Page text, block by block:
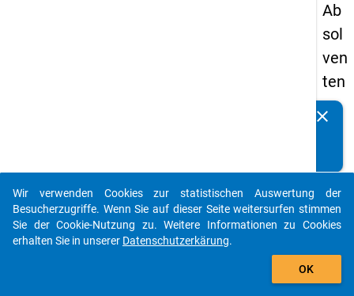
Ab
sol
ven
ten
pa
20
13
-
clear
auto_stories
add_shopping_cart
Wir verwenden Cookies zur statistischen Auswertung der
Besucherzugriffe. Wenn Sie auf dieser Seite weitersurfen stimmen
Sie der Cookie-Nutzung zu. Weitere Informationen zu Cookies
erhalten Sie in unserer Datenschutzerkärung.
OK